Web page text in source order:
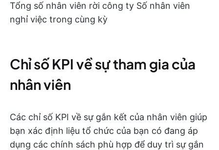
Tổng số nhân viên rời công ty Số nhân viên
nghỉ việc trong cùng kỳ
Chỉ số KPI về sự tham gia của
nhân viên
Các chỉ số KPI về sự gắn kết của nhân viên giúp
bạn xác định liệu tổ chức của bạn có đang áp
dụng các chính sách phù hợp để duy trì sự gắn